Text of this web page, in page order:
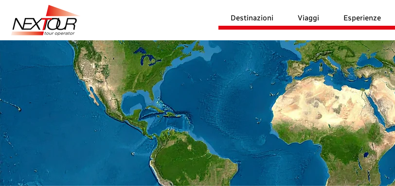
Destinazioni Viaggi Esperienze